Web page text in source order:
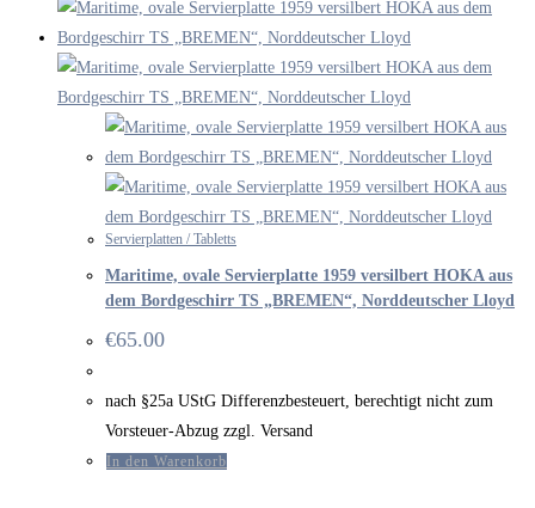
Servierplatten / Tabletts
Maritime, ovale Servierplatte 1959 versilbert HOKA aus
dem Bordgeschirr TS „BREMEN“, Norddeutscher Lloyd
€65.00
nach §25a UStG Differenzbesteuert, berechtigt nicht zum
Vorsteuer-Abzug zzgl. Versand
In den Warenkorb